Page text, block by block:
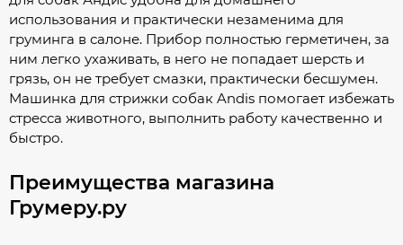
использования и практически незаменима для
груминга в салоне. Прибор полностью герметичен, за
ним легко ухаживать, в него не попадает шерсть и
грязь, он не требует смазки, практически бесшумен.
Машинка для стрижки собак Andis помогает избежать
стресса животного, выполнить работу качественно и
быстро.
Преимущества магазина
Грумеру.ру